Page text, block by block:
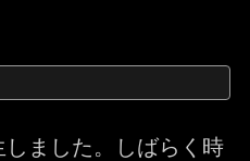
ました。しばらく時